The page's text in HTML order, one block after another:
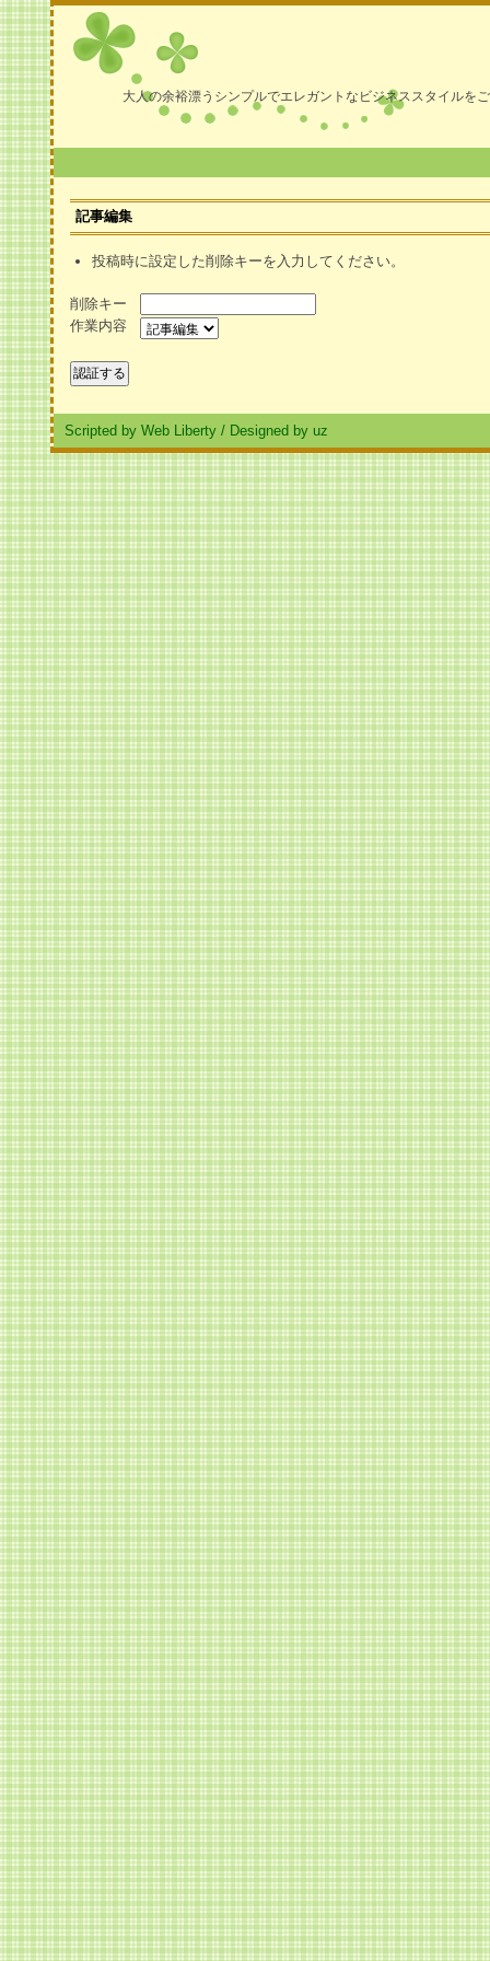
大人の余裕漂うシンプルでエレガントなビジネススタイルを
記事編集
投稿時に設定した削除キーを入力してください。
削除キー
作業内容
Scripted by Web Liberty / Designed by uz